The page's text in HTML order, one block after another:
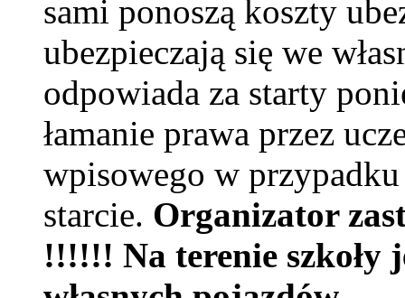
sami ponoszą koszty
ubezpieczają się we
odpowiada za starty
łamanie prawa przez
wpisowego w przypadku
starcie. Organizator
!!!!!! Na terenie szkoły